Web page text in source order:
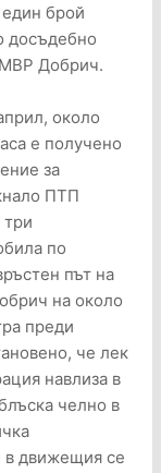
брой
досъдебно
Добрич.
около
е получено
за
ПТП
по
път на
на около
преди
че лек
навлиза в
челно в
в движещия се